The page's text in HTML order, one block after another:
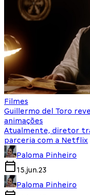
Filmes
Guillermo del Toro
animações
Atualmente, diretor
parceria com a Netflix
Paloma Pinheiro
15.jun.23
Paloma Pinheiro